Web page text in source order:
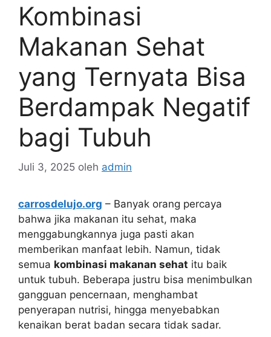
Kombinasi
Makanan Sehat
yang Ternyata Bisa
Berdampak Negatif
bagi Tubuh
Juli 3, 2025 oleh admin
carrosdelujo.org – Banyak orang percaya
bahwa jika makanan itu sehat, maka
menggabungkannya juga pasti akan
memberikan manfaat lebih. Namun, tidak
semua kombinasi makanan sehat itu baik
untuk tubuh. Beberapa justru bisa menimbulkan
gangguan pencernaan, menghambat
penyerapan nutrisi, hingga menyebabkan
kenaikan berat badan secara tidak sadar.